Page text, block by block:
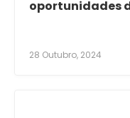
oportunidades
28 Outubro, 2024